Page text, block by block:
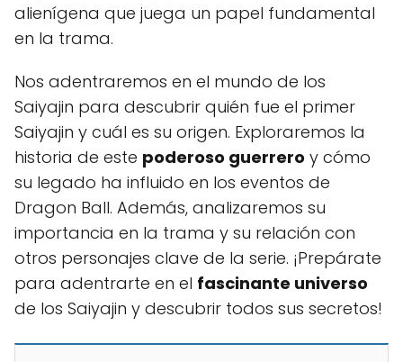
alienígena que juega un papel fundamental
en la trama.
Nos adentraremos en el mundo de los
Saiyajin para descubrir quién fue el primer
Saiyajin y cuál es su origen. Exploraremos la
historia de este poderoso guerrero y cómo
su legado ha influido en los eventos de
Dragon Ball. Además, analizaremos su
importancia en la trama y su relación con
otros personajes clave de la serie. ¡Prepárate
para adentrarte en el fascinante universo
de los Saiyajin y descubrir todos sus secretos!